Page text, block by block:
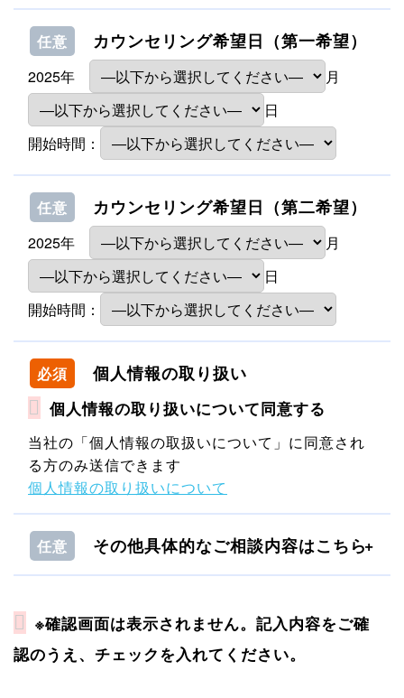
任意 カウンセリング希望日（第一希望）
2025年
月
日
開始時間：
任意 カウンセリング希望日（第二希望）
2025年
月
日
開始時間：
必須 個人情報の取り扱い
個人情報の取り扱いについて同意する
当社の「個人情報の取扱いについて」に同意され
る方のみ送信できます
個人情報の取り扱いについて
任意 その他具体的なご相談内容はこちら
※確認画面は表示されません。記入内容をご確
認のうえ、チェックを入れてください。